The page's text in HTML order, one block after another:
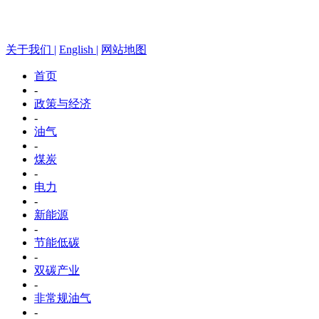
关于我们 | English | 网站地图
首页
-
政策与经济
-
油气
-
煤炭
-
电力
-
新能源
-
节能低碳
-
双碳产业
-
非常规油气
-